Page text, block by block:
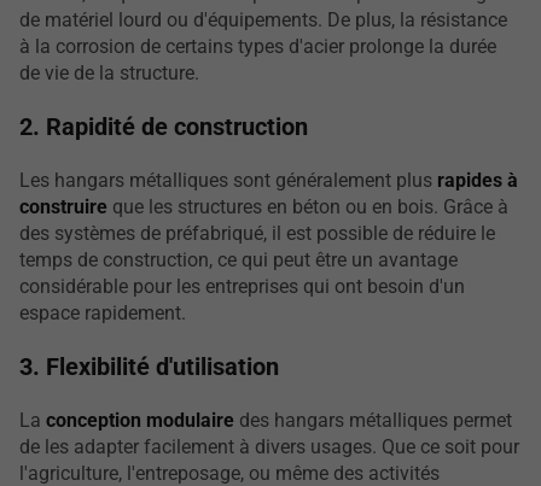
de matériel lourd ou d'équipements. De plus, la résistance
à la corrosion de certains types d'acier prolonge la durée
de vie de la structure.
2. Rapidité de construction
Les hangars métalliques sont généralement plus rapides à
construire que les structures en béton ou en bois. Grâce à
des systèmes de préfabriqué, il est possible de réduire le
temps de construction, ce qui peut être un avantage
considérable pour les entreprises qui ont besoin d'un
espace rapidement.
3. Flexibilité d'utilisation
La conception modulaire des hangars métalliques permet
de les adapter facilement à divers usages. Que ce soit pour
l'agriculture, l'entreposage, ou même des activités